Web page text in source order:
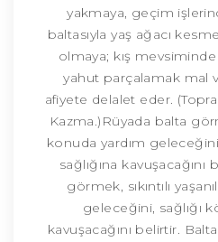
yakmaya, geçim
baltasıyla yaş ağacı
olmaya; kış
yahut parçalamak mal
afiyete delalet eder.
Kazma.)Rüyada balta
konuda yardım
sağlığına
görmek, sıkıntılı
geleceğini, sağlığı
kavuşacağını belirtir.